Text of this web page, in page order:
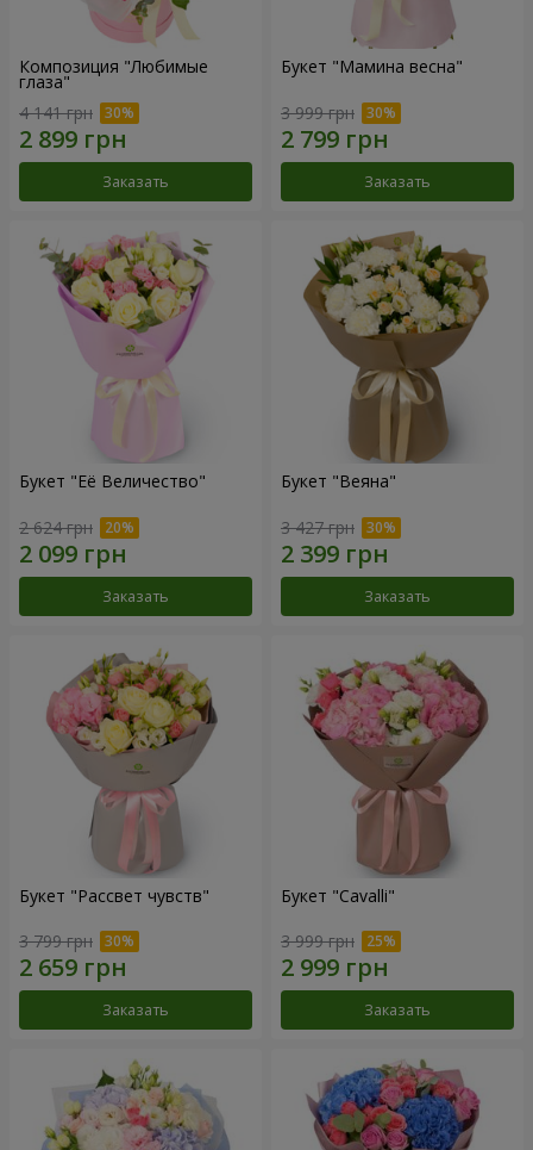
Композиция "Любимые
глаза"
4 141 грн
Заказать
Букет "Мамина весна"
3 999 грн
Заказать
Букет "Её Величество"
2 624 грн
Заказать
Букет "Веяна"
3 427 грн
Заказать
Букет "Рассвет чувств"
3 799 грн
Заказать
Букет "Cаvalli"
3 999 грн
Заказать